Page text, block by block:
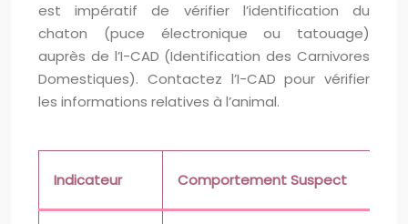
est impératif de vérifier l’identification du
chaton (puce électronique ou tatouage)
auprès de l’I-CAD (Identification des Carnivores
Domestiques). Contactez l’I-CAD pour vérifier
les informations relatives à l’animal.
Indicateur Comportement Suspect